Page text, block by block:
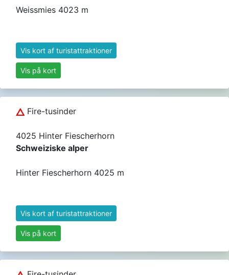
Weissmies 4023 m
Vis kort af turistattraktioner
Vis på kort
Fire-tusinder
4025 Hinter Fiescherhorn
Schweiziske alper
Hinter Fiescherhorn 4025 m
Vis kort af turistattraktioner
Vis på kort